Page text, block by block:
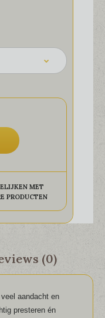
MET
PRODUCTEN
(0)
aandacht en
presteren én